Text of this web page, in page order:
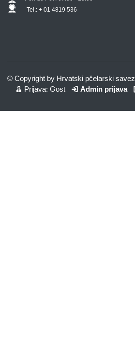
Tel.: + 01 4819 536
© Copyright by Hrvatski pčelarski savez
Prijava: Gost
Admin prijava